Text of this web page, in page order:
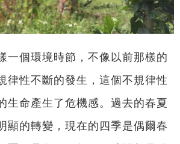
一個環境時節，不像以前那樣的
律性不斷的發生，這個不規律性
生命產生了危機感。過去的春夏
顯的轉變，現在的四季是偶爾春